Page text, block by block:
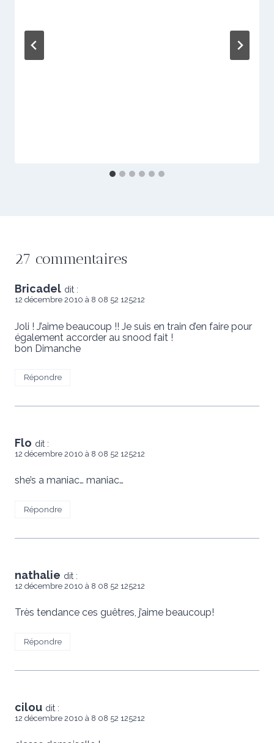
27 commentaires
Bricadel dit :
12 décembre 2010 à 8 08 52 125212
Joli ! J’aime beaucoup !! Je suis en train d’en faire pour
également accorder au snood fait !
bon Dimanche
Répondre
Flo dit :
12 décembre 2010 à 8 08 52 125212
she’s a maniac… maniac…
Répondre
nathalie dit :
12 décembre 2010 à 8 08 52 125212
Très tendance ces guêtres, j’aime beaucoup!
Répondre
cilou dit :
12 décembre 2010 à 8 08 52 125212